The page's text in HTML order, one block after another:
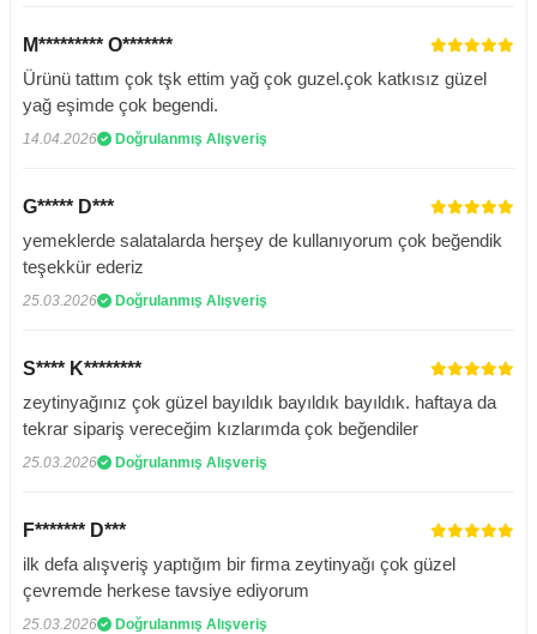
M********* O*******
Ürünü tattım çok tşk ettim yağ çok guzel.çok katkısız güzel
yağ eşimde çok begendi.
14.04.2026 Doğrulanmış Alışveriş
G***** D***
yemeklerde salatalarda herşey de kullanıyorum çok beğendik
teşekkür ederiz
25.03.2026 Doğrulanmış Alışveriş
S**** K********
zeytinyağınız çok güzel bayıldık bayıldık bayıldık. haftaya da
tekrar sipariş vereceğim kızlarımda çok beğendiler
25.03.2026 Doğrulanmış Alışveriş
F******* D***
ilk defa alışveriş yaptığım bir firma zeytinyağı çok güzel
çevremde herkese tavsiye ediyorum
25.03.2026 Doğrulanmış Alışveriş